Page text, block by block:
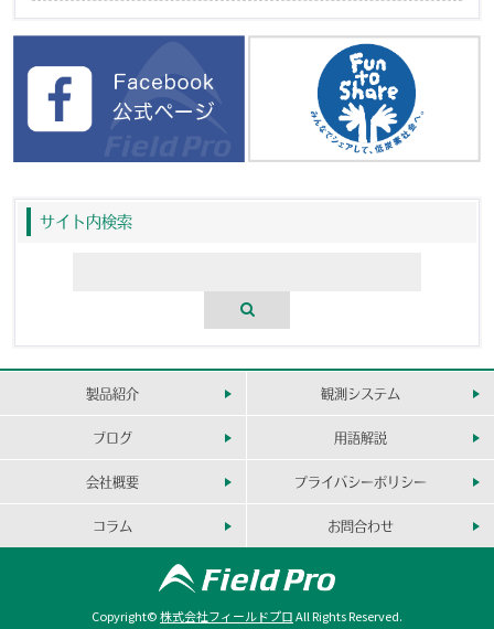
サイト内検索
製品紹介 観測システム
ブログ 用語解説
会社概要 プライバシーポリシー
コラム お問合わせ
Copyright©株式会社フィールドプロAll Rights Reserved.